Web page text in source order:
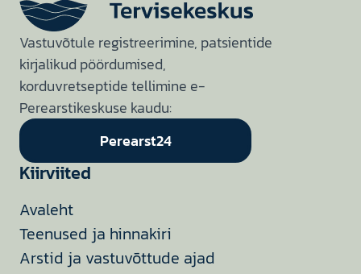
Vastuvõtule registreerimine, patsientide
kirjalikud pöördumised,
korduvretseptide tellimine e-
Perearstikeskuse kaudu:
Perearst24
Kiirviited
Avaleht
Teenused ja hinnakiri
Arstid ja vastuvõttude ajad